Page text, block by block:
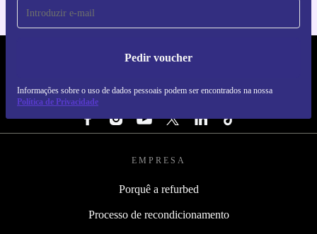
Pedir voucher
Informações sobre o uso de dados pessoais podem ser encontrados na nossa
Política de Privacidade
REFURBED PORTUGAL - RETHINK NEW.
SEGUE-NOS
EMPRESA
Porquê a refurbed
Processo de recondicionamento